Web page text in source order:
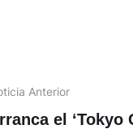
Anterior
el ‘Tokyo